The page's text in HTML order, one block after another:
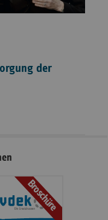
der
Broschüre